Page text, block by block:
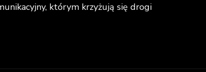
którym krzyżują się drogi